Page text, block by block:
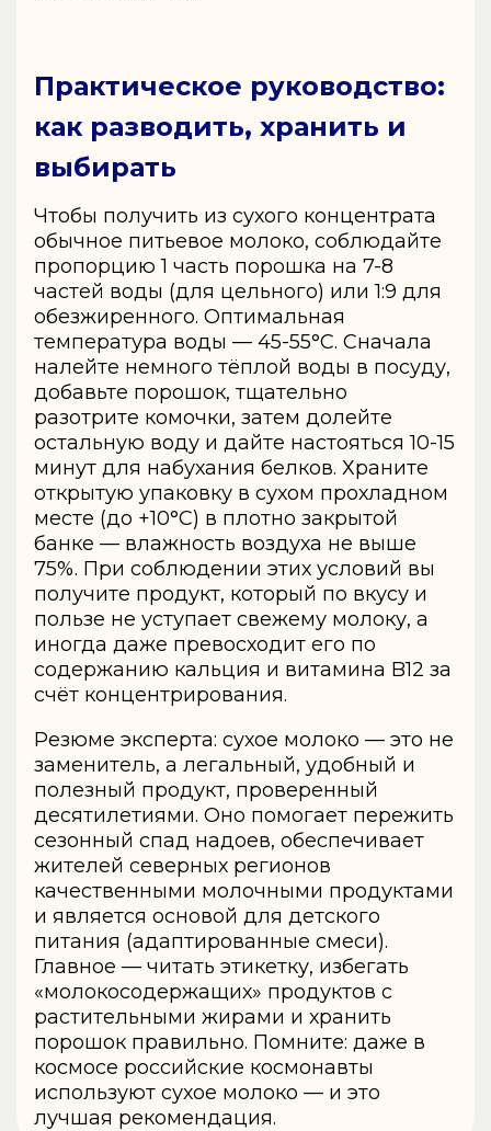
Практическое руководство:
как разводить, хранить и
выбирать
Чтобы получить из сухого концентрата
обычное питьевое молоко, соблюдайте
пропорцию 1 часть порошка на 7-8
частей воды (для цельного) или 1:9 для
обезжиренного. Оптимальная
температура воды — 45-55°C. Сначала
налейте немного тёплой воды в посуду,
добавьте порошок, тщательно
разотрите комочки, затем долейте
остальную воду и дайте настояться 10-15
минут для набухания белков. Храните
открытую упаковку в сухом прохладном
месте (до +10°C) в плотно закрытой
банке — влажность воздуха не выше
75%. При соблюдении этих условий вы
получите продукт, который по вкусу и
пользе не уступает свежему молоку, а
иногда даже превосходит его по
содержанию кальция и витамина B12 за
счёт концентрирования.
Резюме эксперта: сухое молоко — это не
заменитель, а легальный, удобный и
полезный продукт, проверенный
десятилетиями. Оно помогает пережить
сезонный спад надоев, обеспечивает
жителей северных регионов
качественными молочными продуктами
и является основой для детского
питания (адаптированные смеси).
Главное — читать этикетку, избегать
«молокосодержащих» продуктов с
растительными жирами и хранить
порошок правильно. Помните: даже в
космосе российские космонавты
используют сухое молоко — и это
лучшая рекомендация.